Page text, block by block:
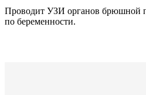
Проводит УЗИ органов брюшной
по беременности.